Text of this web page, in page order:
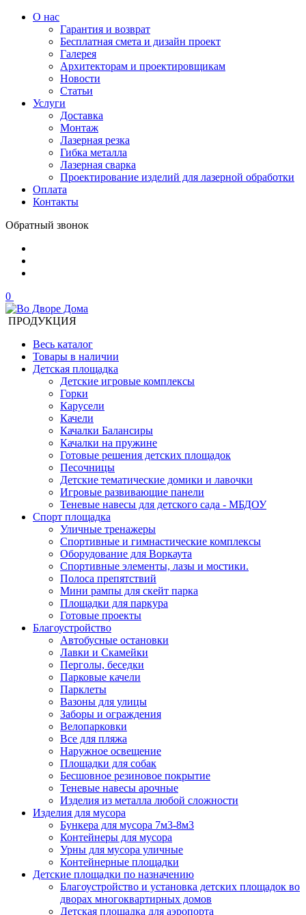
О нас
Гарантия и возврат
Бесплатная смета и дизайн проект
Галерея
Архитекторам и проектировщикам
Новости
Статьи
Услуги
Доставка
Монтаж
Лазерная резка
Гибка металла
Лазерная сварка
Проектирование изделий для лазерной обработки
Оплата
Контакты
Обратный звонок
0
ПРОДУКЦИЯ
Весь каталог
Товары в наличии
Детская площадка
Детские игровые комплексы
Горки
Карусели
Качели
Качалки Балансиры
Качалки на пружине
Готовые решения детских площадок
Песочницы
Детские тематические домики и лавочки
Игровые развивающие панели
Теневые навесы для детского сада - МБДОУ
Спорт площадка
Уличные тренажеры
Спортивные и гимнастические комплексы
Оборудование для Воркаута
Спортивные элементы, лазы и мостики.
Полоса препятствий
Мини рампы для скейт парка
Площадки для паркура
Готовые проекты
Благоустройство
Автобусные остановки
Лавки и Скамейки
Перголы, беседки
Парковые качели
Парклеты
Вазоны для улицы
Заборы и ограждения
Велопарковки
Все для пляжа
Наружное освещение
Площадки для собак
Бесшовное резиновое покрытие
Теневые навесы арочные
Изделия из металла любой сложности
Изделия для мусора
Бункера для мусора 7м3-8м3
Контейнеры для мусора
Урны для мусора уличные
Контейнерные площадки
Детские площадки по назначению
Благоустройство и установка детских площадок во
дворах многоквартирных домов
Детская площадка для аэропорта